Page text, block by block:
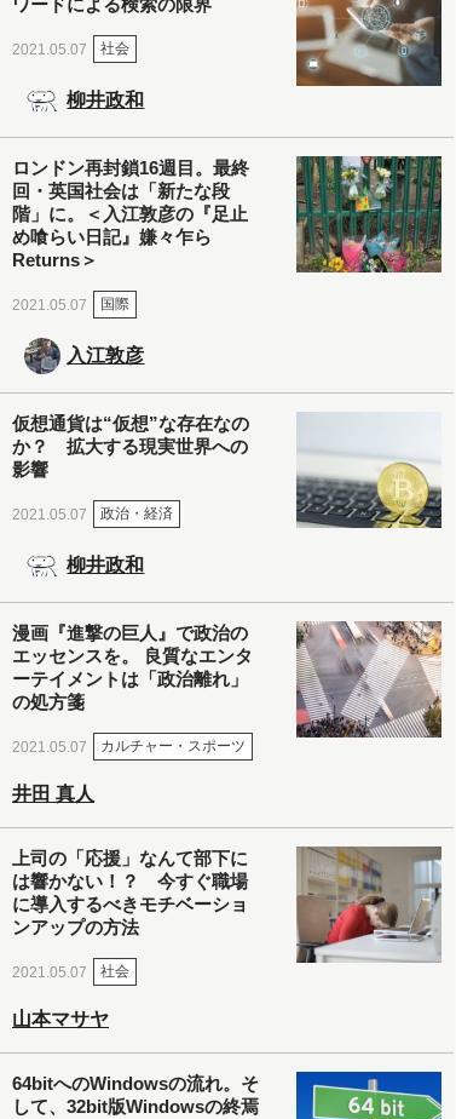
ワードによる検索の限界
2021.05.07 社会
柳井政和
ロンドン再封鎖16週目。最終
回・英国社会は「新たな段
階」に。＜入江敦彦の『足止
め喰らい日記』嫌々乍ら
Returns＞
2021.05.07 国際
入江敦彦
仮想通貨は“仮想”な存在なの
か？ 拡大する現実世界への
影響
2021.05.07 政治・経済
柳井政和
漫画『進撃の巨人』で政治の
エッセンスを。 良質なエンタ
ーテイメントは「政治離れ」
の処方箋
2021.05.07 カルチャー・スポーツ
井田 真人
上司の「応援」なんて部下に
は響かない！？ 今すぐ職場
に導入するべきモチベーショ
ンアップの方法
2021.05.07 社会
山本マサヤ
64bitへのWindowsの流れ。そ
して、32bit版Windowsの終焉